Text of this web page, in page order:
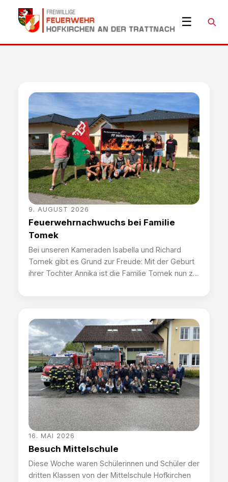
☰ Suche
9. AUGUST 2026
Feuerwehrnachwuchs bei Familie
Tomek
Bei unseren Kameraden Isabella und Richard
Tomek gibt es Grund zur Freude: Mit der Geburt
ihrer Tochter Annika ist die Familie Tomek nun zu
kleine Schwester bekommen. Natürlich ließen es
sich […]
16. MAI 2026
Besuch Mittelschule
Diese Woche waren Schülerinnen und Schüler der
dritten Klassen von der Mittelschule Hofkirchen